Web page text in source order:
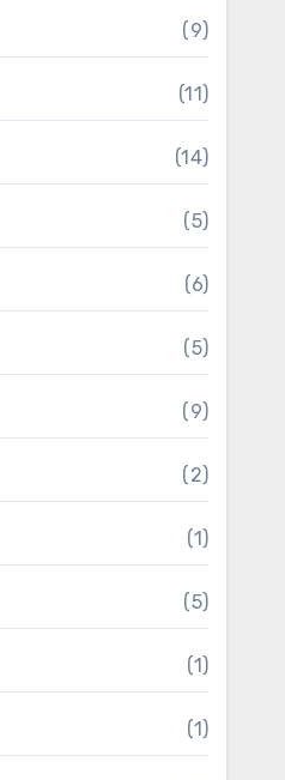
(9)
(11)
(14)
(5)
(6)
(5)
(9)
(2)
(1)
(5)
(1)
(1)